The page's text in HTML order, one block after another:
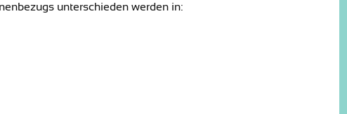
unterschieden werden in: